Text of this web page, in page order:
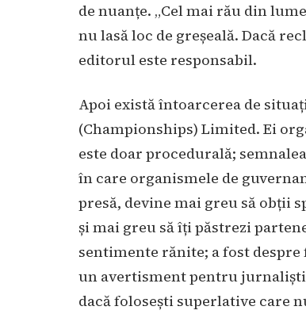
de nuanțe. „Cel mai rău din
nu lasă loc de greșeală. Dacă
editorul este responsabil.
Apoi există întoarcerea de
(Championships) Limited. Ei
este doar procedurală;
în care organismele de
presă, devine mai greu să obții
și mai greu să îți păstrezi
sentimente rănite; a fost despre
un avertisment pentru
dacă folosești superlative care